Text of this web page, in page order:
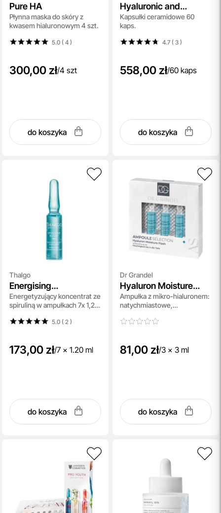
Pure HA
Płynna maska do skóry z
kwasem hialuronowym 4 szt.
5.0 ( 4)
300,00 zł/4 szt
do koszyka
Hyaluronic and
Vitamin B3 Ceramide
Capsules
Kapsułki ceramidowe 60
kaps.
4.7 ( 3)
558,00 zł/60 kaps
do koszyka
Thalgo
Energising
Concentrated Shot
Energetyzujący koncentrat ze
spiruliną w ampułkach 7x 1,2
5.0 ( 2 )
173,00 zł/7 x 1.20 ml
do koszyka
Dr Grandel
Hyaluron Moisture
Flash
Ampułka z mikro-hialuronem:
natychmiastowe,
nawilżenie 3x3 ml
81,00 zł/3 x 3 ml
do koszyka